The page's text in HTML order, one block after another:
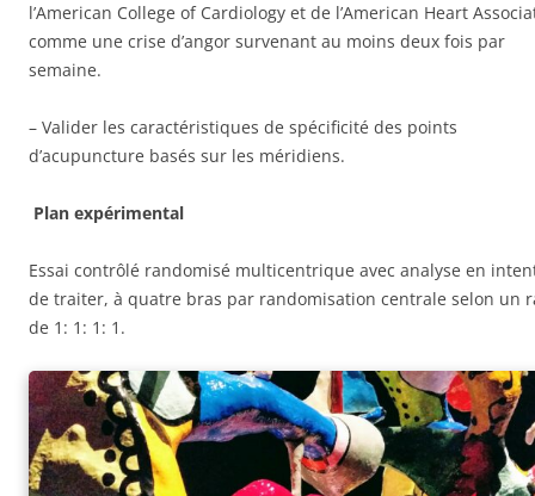
l’American College of Cardiology et de l’American Heart
comme une crise d’angor survenant au moins deux fois par
semaine.
– Valider les caractéristiques de spécificité des points
d’acupuncture basés sur les méridiens.
Plan expérimental
Essai contrôlé randomisé multicentrique avec analyse en
de traiter, à quatre bras par randomisation centrale selon un
de 1: 1: 1: 1.